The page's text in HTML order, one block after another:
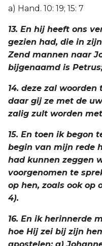
a) Hand. 10: 19; 15: 7
13. En hij heeft ons
gezien had, die in
Zend mannen naar
bijgenaamd is
14. deze zal
daar gij ze met de
zalig zult worden
15. En toen ik begon
begin van mijn rede
had kunnen zeggen
voorgenomen te
op hen, zoals ook op
4).
16. En ik herinnerde
hoe Hij zei bij zijn